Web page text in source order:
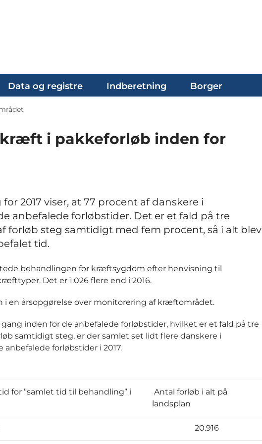
Data og registre Indberetning Borger
i pakkeforløb inden for
2017 viser, at 77 procent af danskere i
anbefalede forløbstider. Det er et fald på tre
forløb steg samtidigt med fem procent, så i alt blev
tid.
behandlingen for kræftsygdom efter henvisning til
Det er 1.026 flere end i 2016.
i en årsopgørelse over monitorering af kræftområdet.
inden for de anbefalede forløbstider, hvilket er et fald på tre
samtidigt steg, er der samlet set lidt flere danskere i
forløbstider i 2017.
for ”samlet tid til behandling” i
Antal forløb i alt på
landsplan
20.916